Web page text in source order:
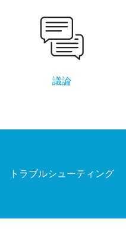
議論
トラブルシューティング